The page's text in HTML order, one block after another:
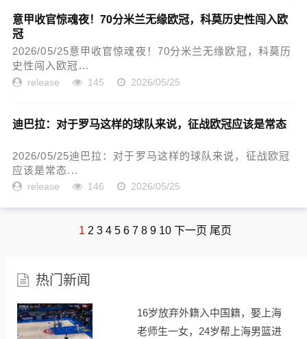
意甲收官惊魂夜！70分米兰无缘欧冠，科莫历史性闯入欧
冠
2026/05/25意甲收官惊魂夜！70分米兰无缘欧冠，科莫历
史性闯入欧冠...
release 145 2026/05/25
迪巴拉：对于罗马这样的球队来说，征战欧冠应该是常态
2026/05/25迪巴拉：对于罗马这样的球队来说，征战欧冠
应该是常态...
release 146 2026/05/25
1 2 3 4 5 6 7 8 9 10 下一页 尾页
热门新闻
16岁放弃外籍入中国籍，娶上海
老师生一女，24岁帮上海男篮进